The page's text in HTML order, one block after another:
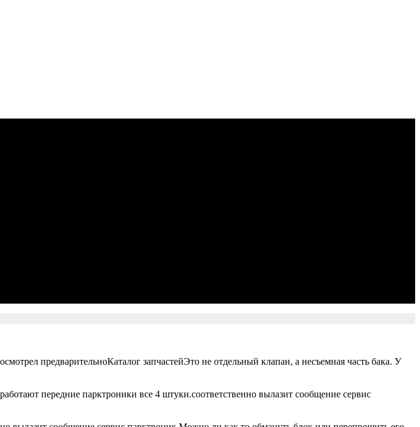
предварительноКаталог запчастейЭто не отдельный клапан, а несъемная часть бака. У
передние парктроники все 4 штуки.соответственно вылазит сообщение сервис